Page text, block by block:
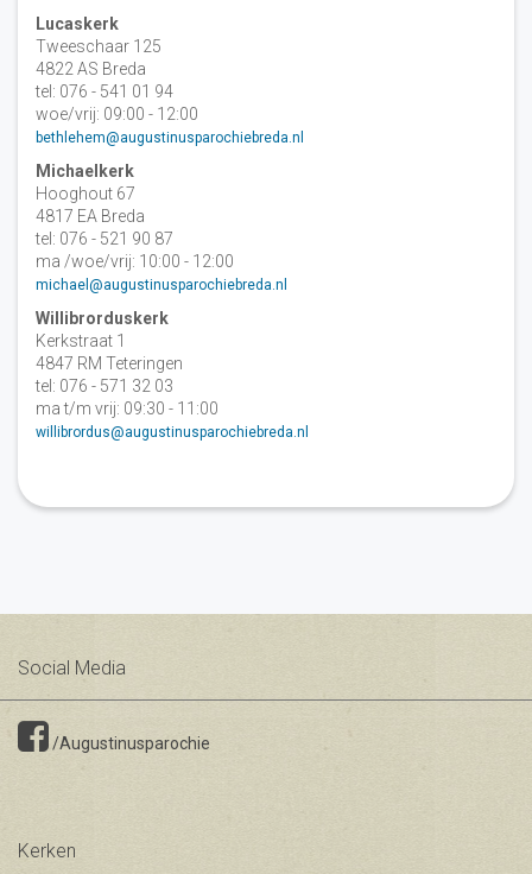
Lucaskerk
Tweeschaar 125
4822 AS Breda
tel: 076 - 541 01 94
woe/vrij: 09:00 - 12:00
bethlehem@augustinusparochiebreda.nl
Michaelkerk
Hooghout 67
4817 EA Breda
tel: 076 - 521 90 87
ma /woe/vrij: 10:00 - 12:00
michael@augustinusparochiebreda.nl
Willibrorduskerk
Kerkstraat 1
4847 RM Teteringen
tel: 076 - 571 32 03
ma t/m vrij: 09:30 - 11:00
willibrordus@augustinusparochiebreda.nl
Social Media
/Augustinusparochie
Kerken